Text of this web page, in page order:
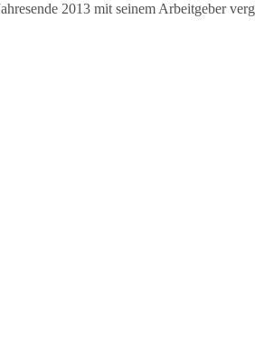
2013 mit seinem Arbeitgeber